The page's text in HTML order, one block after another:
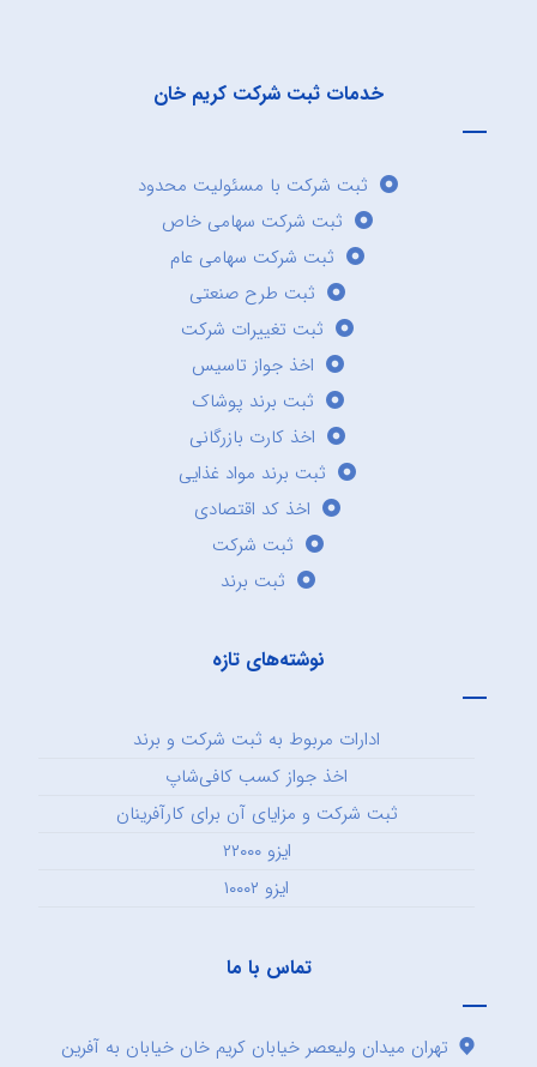
خدمات ثبت شرکت کریم خان
ثبت شرکت با مسئولیت محدود
ثبت شرکت سهامی خاص
ثبت شرکت سهامی عام
ثبت طرح صنعتی
ثبت تغییرات شرکت
اخذ جواز تاسیس
ثبت برند پوشاک
اخذ کارت بازرگانی
ثبت برند مواد غذایی
اخذ کد اقتصادی
ثبت شرکت
ثبت برند
نوشته‌های تازه
ادارات مربوط به ثبت شرکت و برند
اخذ جواز کسب کافی‌شاپ
ثبت شرکت و مزایای آن برای کارآفرینان
ایزو ۲۲۰۰۰
ایزو ۱۰۰۰۲
تماس با ما
تهران میدان ولیعصر خیابان کریم خان خیابان به آفرین